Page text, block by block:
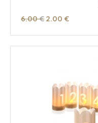
6.00 € 2.00 €